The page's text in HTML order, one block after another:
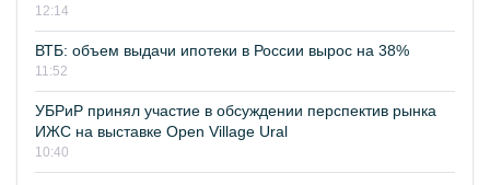
12:14
ВТБ: объем выдачи ипотеки в России вырос на 38%
11:52
УБРиР принял участие в обсуждении перспектив рынка
ИЖС на выставке Open Village Ural
10:40